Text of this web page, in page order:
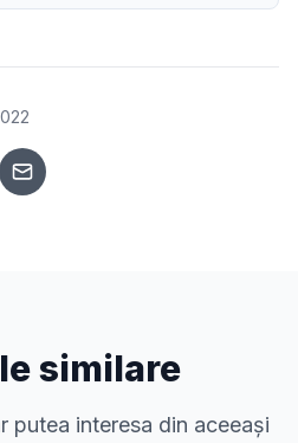
similare
putea interesa din aceeași